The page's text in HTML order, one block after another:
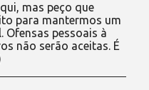
mas peço que
para mantermos um
Ofensas pessoais à
não serão aceitas. É